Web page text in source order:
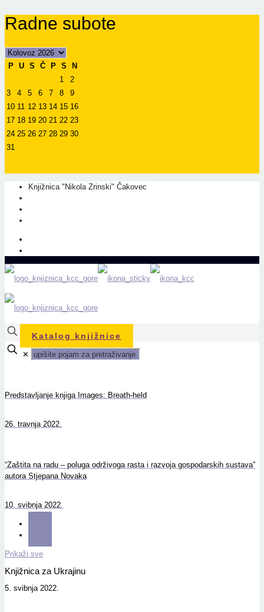
Radne subote
P U S Č P S
N
1
2
3
4 5 6 7 8
9
10 11 12 13 14 15 16
17 18 19 20 21 22 23
24 25 26 27 28 29 30
31
Knjižnica "Nikola Zrinski" Čakovec
Katalog knjižnice
✕
Predstavljanje knjiga Images: Breath-held
26. travnja 2022.
“Zaštita na radu – poluga održivoga rasta i razvoja gospodarskih sustava”
autora Stjepana Novaka
10. svibnja 2022.
Prikaži sve
Knjižnica za Ukrajinu
5. svibnja 2022.